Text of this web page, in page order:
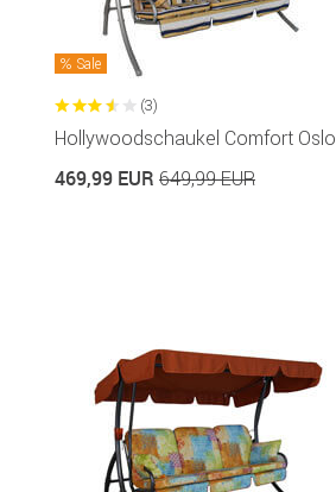
Sale
(3)
Hollywoodschaukel Comfort Oslo
469,99 EUR 649,99 EUR